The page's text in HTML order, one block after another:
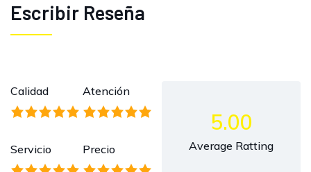
Escribir Reseña
Calidad Atención
Servicio Precio
5.00
Average Ratting